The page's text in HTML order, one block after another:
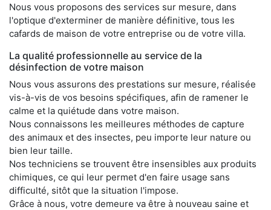
Nous vous proposons des services sur mesure, dans
l'optique d'exterminer de manière définitive, tous les
cafards de maison de votre entreprise ou de votre villa.
La qualité professionnelle au service de la
désinfection de votre maison
Nous vous assurons des prestations sur mesure, réalisée
vis-à-vis de vos besoins spécifiques, afin de ramener le
calme et la quiétude dans votre maison.
Nous connaissons les meilleures méthodes de capture
des animaux et des insectes, peu importe leur nature ou
bien leur taille.
Nos techniciens se trouvent être insensibles aux produits
chimiques, ce qui leur permet d'en faire usage sans
difficulté, sitôt que la situation l'impose.
Grâce à nous, votre demeure va être à nouveau saine et